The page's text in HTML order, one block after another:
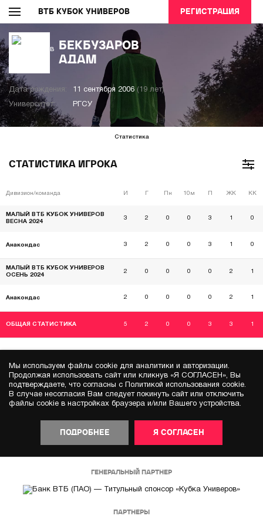
ВТБ КУБОК УНИВЕРОВ РЕГИСТРАЦИЯ
БЕКБУЗАРОВ
АДАМ
Дата рождения: 11 сентября 2006 (19 лет)
Университет: РГСУ
Статистика
СТАТИСТИКА ИГРОКА
Дивизион/команда И Пн 10м ЖК КК
МАЛЫЙ ВТБ КУБОК УНИВЕРОВ
ВЕСНА 2024
3 2 0 0 3 1 0
Анакондас 3 2 0 0 3 1 0
МАЛЫЙ ВТБ КУБОК УНИВЕРОВ
ОСЕНЬ 2024
2 0 0 0 0 2 1
Анакондас 2 0 0 0 0 2 1
ОБЩАЯ СТАТИСТИКА 5 2 0 0 3 3 1
Мы используем файлы cookie для аналитики и авторизации.
Продолжая использовать сайт или кликнув «Я СОГЛАСЕН», Вы
подтверждаете, что согласны с Политикой использования cookie.
В случае несогласия Вам следует покинуть сайт или отключить
файлы cookie в настройках браузера и/или Вашего устройства.
ПОДРОБНЕЕ Я СОГЛАСЕН
ГЕНЕРАЛЬНЫЙ ПАРТНЕР
ПАРТНЕРЫ